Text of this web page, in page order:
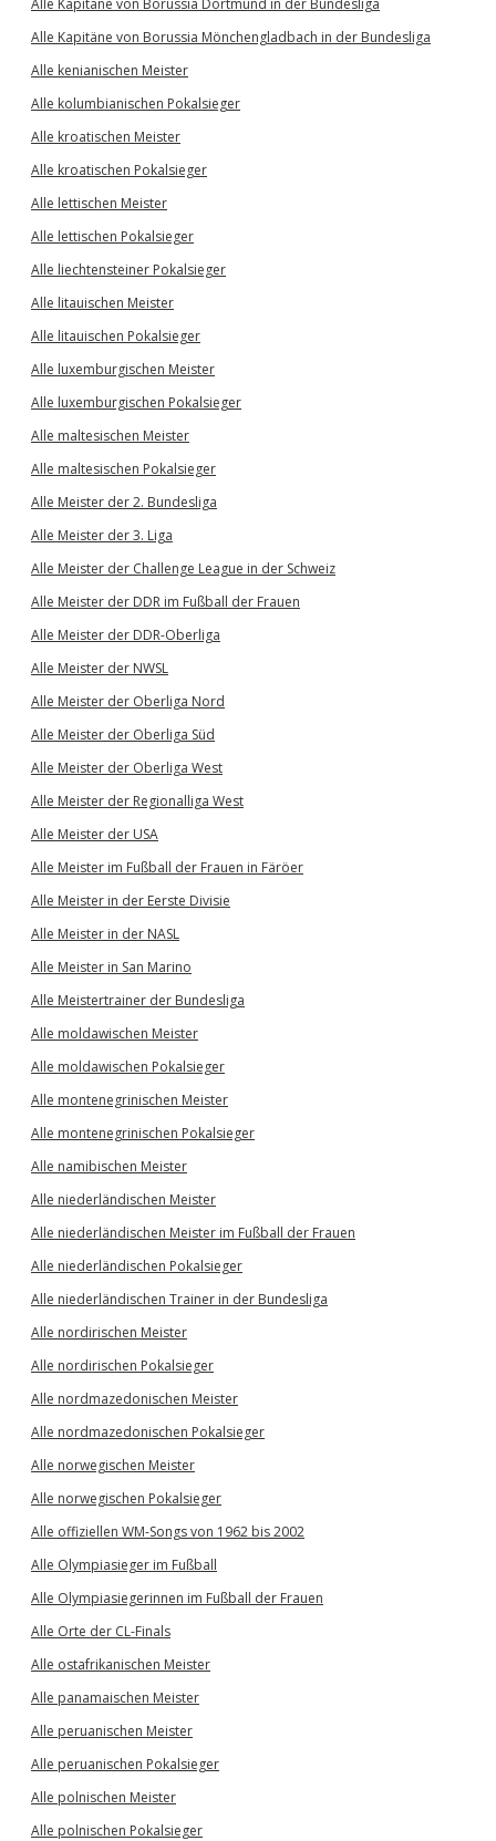
Alle Kapitäne von Borussia Dortmund in der Bundesliga
Alle Kapitäne von Borussia Mönchengladbach in der Bundesliga
Alle kenianischen Meister
Alle kolumbianischen Pokalsieger
Alle kroatischen Meister
Alle kroatischen Pokalsieger
Alle lettischen Meister
Alle lettischen Pokalsieger
Alle liechtensteiner Pokalsieger
Alle litauischen Meister
Alle litauischen Pokalsieger
Alle luxemburgischen Meister
Alle luxemburgischen Pokalsieger
Alle maltesischen Meister
Alle maltesischen Pokalsieger
Alle Meister der 2. Bundesliga
Alle Meister der 3. Liga
Alle Meister der Challenge League in der Schweiz
Alle Meister der DDR im Fußball der Frauen
Alle Meister der DDR-Oberliga
Alle Meister der NWSL
Alle Meister der Oberliga Nord
Alle Meister der Oberliga Süd
Alle Meister der Oberliga West
Alle Meister der Regionalliga West
Alle Meister der USA
Alle Meister im Fußball der Frauen in Färöer
Alle Meister in der Eerste Divisie
Alle Meister in der NASL
Alle Meister in San Marino
Alle Meistertrainer der Bundesliga
Alle moldawischen Meister
Alle moldawischen Pokalsieger
Alle montenegrinischen Meister
Alle montenegrinischen Pokalsieger
Alle namibischen Meister
Alle niederländischen Meister
Alle niederländischen Meister im Fußball der Frauen
Alle niederländischen Pokalsieger
Alle niederländischen Trainer in der Bundesliga
Alle nordirischen Meister
Alle nordirischen Pokalsieger
Alle nordmazedonischen Meister
Alle nordmazedonischen Pokalsieger
Alle norwegischen Meister
Alle norwegischen Pokalsieger
Alle offiziellen WM-Songs von 1962 bis 2002
Alle Olympiasieger im Fußball
Alle Olympiasiegerinnen im Fußball der Frauen
Alle Orte der CL-Finals
Alle ostafrikanischen Meister
Alle panamaischen Meister
Alle peruanischen Meister
Alle peruanischen Pokalsieger
Alle polnischen Meister
Alle polnischen Pokalsieger